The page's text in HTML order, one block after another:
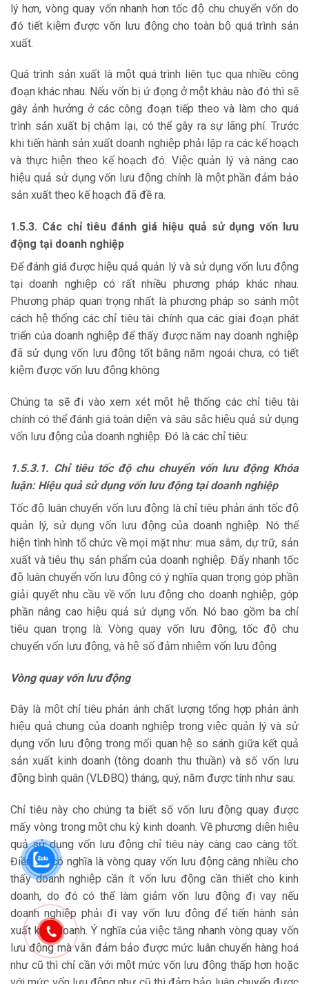
lý hơn, vòng quay vốn nhanh hơn tốc độ chu chuyển vốn do
đó tiết kiệm được vốn lưu động cho toàn bộ quá trình sản
xuất.
Quá trình sản xuất là một quá trình liên tục qua nhiều công
đoạn khác nhau. Nếu vốn bị ứ đọng ở một khâu nào đó thì sẽ
gây ảnh hưởng ở các công đoạn tiếp theo và làm cho quá
trình sản xuất bị chậm lại, có thể gây ra sự lãng phí. Trước
khi tiến hành sản xuất doanh nghiệp phải lập ra các kế hoạch
và thực hiện theo kế hoạch đó. Việc quản lý và nâng cao
hiệu quả sử dụng vốn lưu động chính là một phần đảm bảo
sản xuất theo kế hoạch đã đề ra.
1.5.3. Các chỉ tiêu đánh giá hiệu quả sử dụng vốn lưu
động tại doanh nghiệp
Để đánh giá được hiệu quả quản lý và sử dụng vốn lưu động
tại doanh nghiệp có rất nhiều phương pháp khác nhau.
Phương pháp quan trọng nhất là phương pháp so sánh một
cách hệ thống các chỉ tiêu tài chính qua các giai đoạn phát
triển của doanh nghiệp để thấy được năm nay doanh nghiệp
đã sử dụng vốn lưu động tốt bằng năm ngoái chưa, có tiết
kiệm được vốn lưu động không
Chúng ta sẽ đi vào xem xét một hệ thống các chỉ tiêu tài
chính có thể đánh giá toàn diện và sâu sắc hiệu quả sử dụng
vốn lưu động của doanh nghiệp. Đó là các chỉ tiêu:
1.5.3.1. Chỉ tiêu tốc độ chu chuyển vốn lưu động Khóa
luận: Hiệu quả sử dụng vốn lưu động tại doanh nghiệp
Tốc độ luân chuyển vốn lưu động là chỉ tiêu phản ánh tốc độ
quản lý, sử dụng vốn lưu động của doanh nghiệp. Nó thể
hiện tình hình tổ chức về mọi mặt như: mua sắm, dự trữ, sản
xuất và tiêu thụ sản phẩm của doanh nghiệp. Đẩy nhanh tốc
độ luân chuyển vốn lưu động có ý nghĩa quan trọng góp phần
giải quyết nhu cầu về vốn lưu động cho doanh nghiệp, góp
phần nâng cao hiệu quả sử dụng vốn. Nó bao gồm ba chỉ
tiêu quan trọng là: Vòng quay vốn lưu động, tốc độ chu
chuyển vốn lưu động, và hệ số đảm nhiệm vốn lưu động
Vòng quay vốn lưu động
Đây là một chỉ tiêu phản ánh chất lượng tổng hợp phản ánh
hiệu quả chung của doanh nghiệp trong việc quản lý và sử
dụng vốn lưu động trong mối quan hệ so sánh giữa kết quả
sản xuất kinh doanh (tông doanh thu thuần) và số vốn lưu
động bình quân (VLĐBQ) tháng, quý, năm được tính như sau:
Chỉ tiêu này cho chúng ta biết số vốn lưu động quay được
mấy vòng trong một chu kỳ kinh doanh. Về phương diện hiệu
quả sử dụng vốn lưu động chỉ tiêu này càng cao càng tốt.
Điều đó có nghĩa là vòng quay vốn lưu động càng nhiều cho
thấy doanh nghiệp cần ít vốn lưu động cần thiết cho kinh
doanh, do đó có thể làm giảm vốn lưu động đi vay nếu
doanh nghiệp phải đi vay vốn lưu động để tiến hành sản
xuất kinh doanh. Ý nghĩa của việc tăng nhanh vòng quay vốn
lưu động mà vẫn đảm bảo được mức luân chuyển hàng hoá
như cũ thì chỉ cần với một mức vốn lưu động thấp hơn hoặc